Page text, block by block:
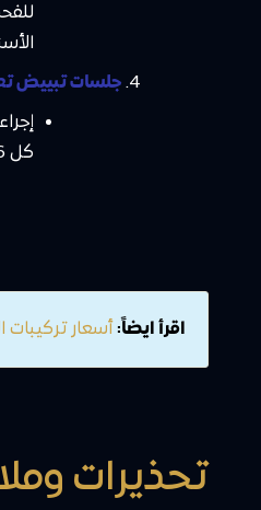
جلسات تبييض
كل 6-12 شهرًا حسب الحاجة.
اقرأ ايضاً: أسعار تركيبات
تحذيرات